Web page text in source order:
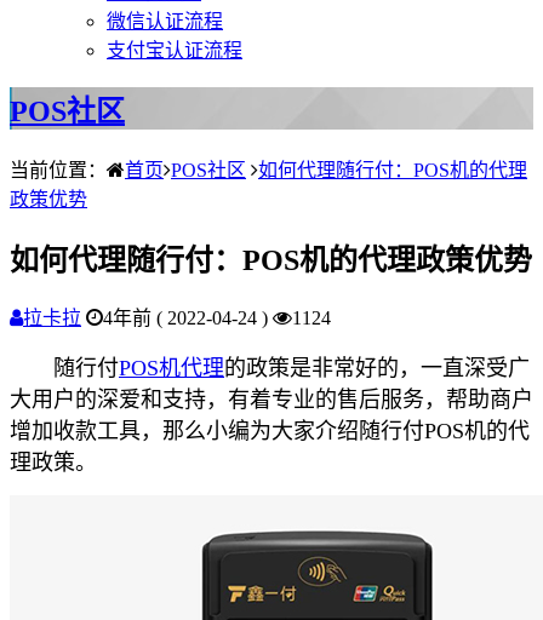
微信认证流程
支付宝认证流程
POS社区
当前位置： 首页 POS社区
如何代理随行付：POS机的代理
政策优势
如何代理随行付：POS机的代理政策优势
拉卡拉 4年前 ( 2022-04-24 ) 1124
随行付POS机代理的政策是非常好的，一直深受广
大用户的深爱和支持，有着专业的售后服务，帮助商户
增加收款工具，那么小编为大家介绍随行付POS机的代
理政策。